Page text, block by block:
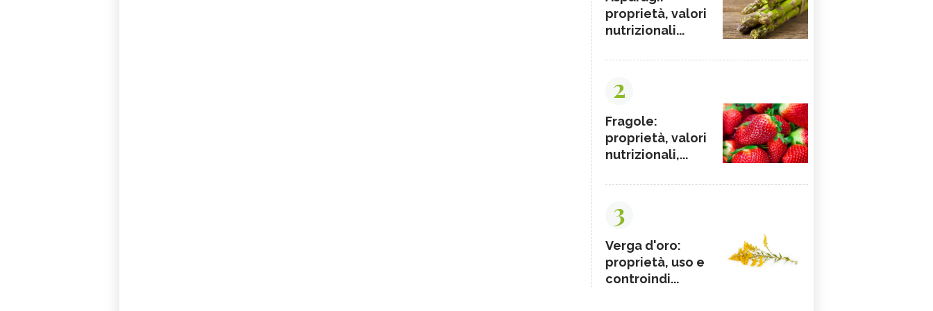
proprietà, valori
nutrizionali...
2
Fragole:
proprietà, valori
nutrizionali,...
3
Verga d'oro:
proprietà, uso e
controindi...